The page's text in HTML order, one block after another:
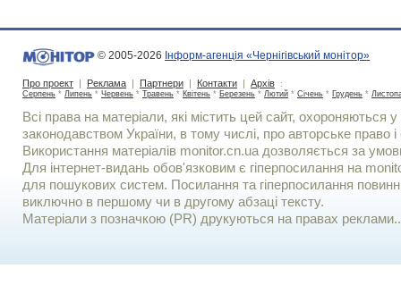
© 2005-2026 Інформ-агенція «Чернігівський монітор»
Про проект | Реклама | Партнери | Контакти | Архів :
Серпень * Липень * Червень * Травень * Квітень * Березень * Лютий * Січень * Грудень *
Всі права на матеріали, які містить цей сайт, охороняються у
законодавством України, в тому числі, про авторське право і
Використання матерiалiв monitor.cn.ua дозволяється за
Для iнтернет-видань обов'язковим є гiперпосилання на
для пошукових систем. Посилання та гіперпосилання
виключно в першому чи в другому абзаці тексту.
Матеріали з позначкою (PR) друкуються на правах реклами..